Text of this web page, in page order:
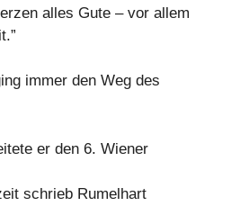
alles Gute – vor allem
immer den Weg des
er den 6. Wiener
schrieb Rumelhart